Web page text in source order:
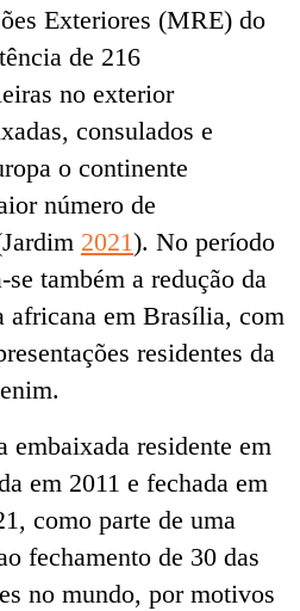
Exteriores (MRE) do
de 216
no exterior
consulados e
o continente
número de
2021). No período
também a redução da
africana em Brasília, com
residentes da
embaixada residente em
em 2011 e fechada em
como parte de uma
fechamento de 30 das
no mundo, por motivos